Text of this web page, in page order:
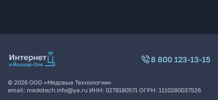
8 800 123-13-15
© 2026 ООО «Медовые Технологии»
email: medotech.info@ya.ru ИНН: 0278180571 ОГРН: 1110280037526